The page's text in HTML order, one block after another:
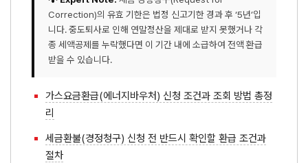
Correction)의 유효 기한은 법정 신고기한 경과 후 ‘5년’입
니다. 중도퇴사로 인해 연말정산을 제대로 받지 못했거나 각
종 세액공제를 누락했다면 이 기간 내에 소급하여 전액 환급
받을 수 있습니다.
가스요금환급(에너지바우처) 신청 조건과 조회 방법 총정
리
세금환불(경정청구) 신청 전 반드시 확인할 환급 조건과
절차